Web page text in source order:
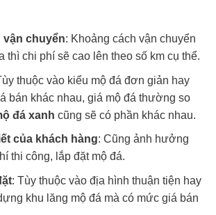
vận chuyển: Khoảng cách vận chuyển
thì chi phí sẽ cao lên theo số km cụ thể.
thuộc vào kiểu mộ đá đơn giản hay
bán khác nhau, giá mộ đá thường so
đá xanh cũng sẽ có phần khác nhau.
của khách hàng: Cũng ảnh hưởng
thi công, lắp đặt mộ đá.
: Tùy thuộc vào địa hình thuận tiện hay
khu lăng mộ đá mà có mức giá bán